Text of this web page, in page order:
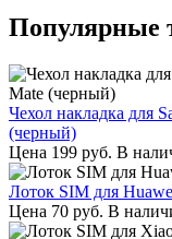
Популярные
Чехол накладка для
(черный)
Цена 199 руб. В
Лоток SIM для
Цена 70 руб. В